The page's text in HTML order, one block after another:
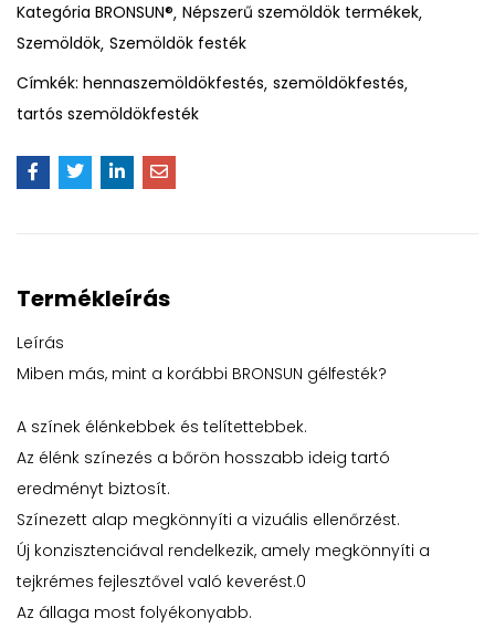
Kategória BRONSUN® Népszerű szemöldök termékek
Szemöldök Szemöldök festék
Címkék: hennaszemöldökfestés szemöldökfestés
tartós szemöldökfesték
Termékleírás
Leírás
Miben más, mint a korábbi BRONSUN gélfesték?
A színek élénkebbek és telítettebbek.
Az élénk színezés a bőrön hosszabb ideig tartó
eredményt biztosít.
Színezett alap megkönnyíti a vizuális ellenőrzést.
Új konzisztenciával rendelkezik, amely megkönnyíti a
tejkrémes fejlesztővel való keverést.0
Az állaga most folyékonyabb.